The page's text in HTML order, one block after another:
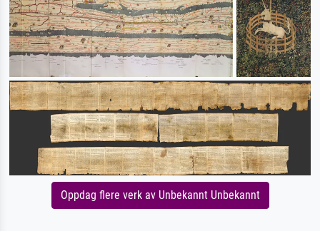
Oppdag flere verk av Unbekannt Unbekannt